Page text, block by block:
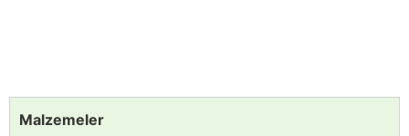
Malzemeler